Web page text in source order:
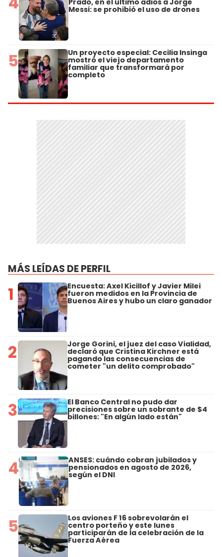
Prado, en el último adiós a Jorge
Messi: se prohibió el uso de drones
5 Un proyecto especial: Cecilia Insinga
mostró el viejo departamento
familiar que transformará por
completo
MÁS LEÍDAS DE PERFIL
1 Encuesta: Axel Kicillof y Javier Milei
fueron medidos en la Provincia de
Buenos Aires y hubo un claro ganador
2 Jorge Gorini, el juez del caso Vialidad,
declaró que Cristina Kirchner está
pagando las consecuencias de
cometer "un delito comprobado"
3 El Banco Central no pudo dar
precisiones sobre un sobrante de $4
billones: "En algún lado están"
4 ANSES: cuándo cobran jubilados y
pensionados en agosto de 2026,
según el DNI
5 Los aviones F 16 sobrevolarán el
centro porteño y este lunes
participarán de la celebración de la
Fuerza Aérea